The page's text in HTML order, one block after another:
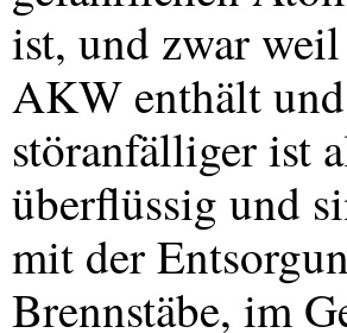
ist, und zwar
AKW enthält
störanfälliger ist
überflüssig und
mit der
Brennstäbe, im